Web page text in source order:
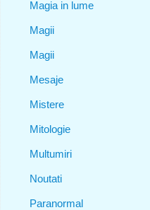
Magia in lume
Magii
Magii
Mesaje
Mistere
Mitologie
Multumiri
Noutati
Paranormal